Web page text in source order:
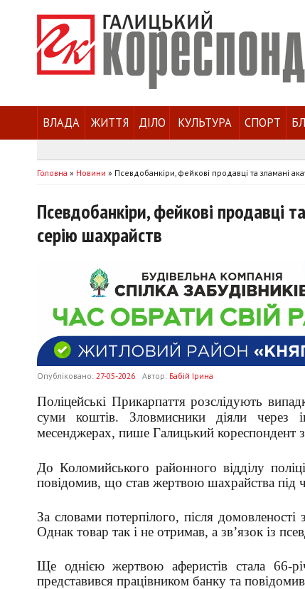
ВЛАДА ЖИТТЯ ДІЛО КУЛЬТУРА СПОРТ
Головна » Новини » Псевдобанкіри, фейкові продавці та зламані
Псевдобанкіри, фейкові продавці
серію шахрайств
Опубліковано: 27-05-2026 Автор: Бабій Ірина
Поліцейські Прикарпаття розслідують
суми коштів. Зловмисники діяли через
месенджерах, пише Галицький кореспондент
До Коломийського районного відділу
повідомив, що став жертвою шахрайства під
За словами потерпілого, після
Однак товар так і не отримав, а зв’язок із
Ще однією жертвою аферистів стала 66-
представився працівником банку та